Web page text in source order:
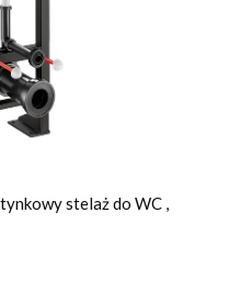
stelaż do WC ,